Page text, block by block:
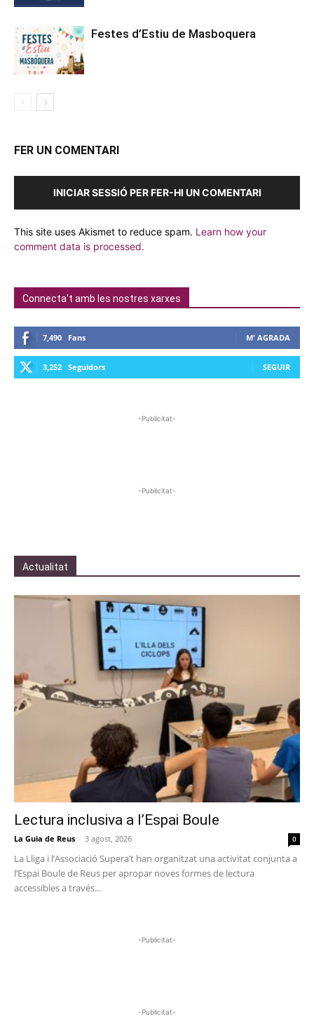
Festes d’Estiu de Masboquera
FER UN COMENTARI
INICIAR SESSIÓ PER FER-HI UN COMENTARI
This site uses Akismet to reduce spam. Learn how your
comment data is processed.
Connecta't amb les nostres xarxes
7,490 Fans M' AGRADA
3,252 Seguidors SEGUIR
-Publicitat-
-Publicitat-
Actualitat
Lectura inclusiva a l’Espai Boule
La Guia de Reus - 3 agost, 2026 0
La Lliga i l’Associació Supera’t han organitzat una activitat conjunta a
l’Espai Boule de Reus per apropar noves formes de lectura
accessibles a través...
-Publicitat-
-Publicitat-